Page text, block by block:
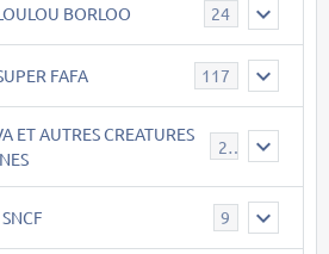
BORLOO 24
FAFA 117
ET AUTRES CREATURES
26
9